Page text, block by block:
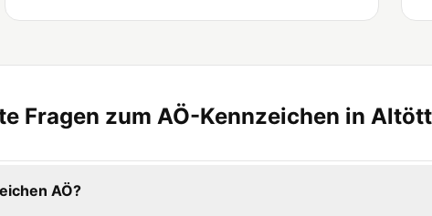
Fragen zum AÖ-Kennzeichen in
AÖ?